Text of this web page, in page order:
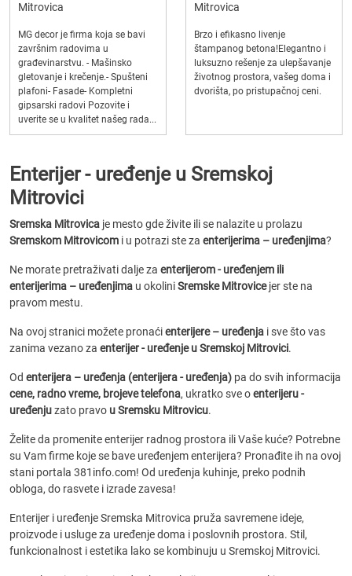
Mitrovica
MG decor je firma koja se bavi
završnim radovima u
građevinarstvu. - Mašinsko
gletovanje i krečenje.- Spušteni
plafoni- Fasade- Kompletni
gipsarski radovi Pozovite i
uverite se u kvalitet našeg rada...
Mitrovica
Brzo i efikasno livenje
štampanog betona!Elegantno i
luksuzno rešenje za ulepšavanje
životnog prostora, vašeg doma i
dvorišta, po pristupačnoj ceni.
Enterijer - uređenje u Sremskoj
Mitrovici
Sremska Mitrovica je mesto gde živite ili se nalazite u prolazu
Sremskom Mitrovicom i u potrazi ste za enterijerima – uređenjima?
Ne morate pretraživati dalje za enterijerom - uređenjem ili
enterijerima – uređenjima u okoliniSremske Mitrovicejer ste na
pravom mestu.
Na ovoj stranici možete pronaćienterijere – uređenja i sve što vas
zanima vezano za enterijer - uređenje u Sremskoj Mitrovici.
Od enterijera – uređenja (enterijera - uređenja) pa do svih informacija
cene, radno vreme, brojeve telefona, ukratko sve oenterijeru -
uređenjuzato pravo u Sremsku Mitrovicu.
Želite da promenite enterijer radnog prostora ili Vaše kuće? Potrebne
su Vam firme koje se bave uređenjem enterijera? Pronađite ih na ovoj
stani portala 381info.com! Od uređenja kuhinje, preko podnih
obloga, do rasvete i izrade zavesa!
Enterijer i uređenje Sremska Mitrovica pruža savremene ideje,
proizvode i usluge za uređenje doma i poslovnih prostora. Stil,
funkcionalnost i estetika lako se kombinuju u Sremskoj Mitrovici.